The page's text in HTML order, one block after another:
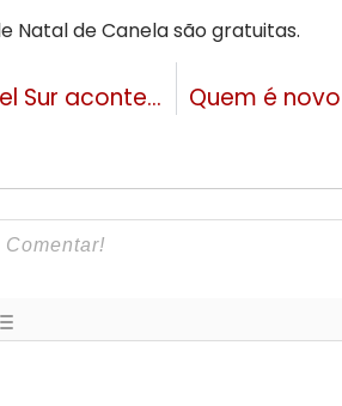
Natal de Canela são gratuitas.
Espetáculo Acuarela Del Sur acontece nesta quinta na UCS Canela com entrada gratuita